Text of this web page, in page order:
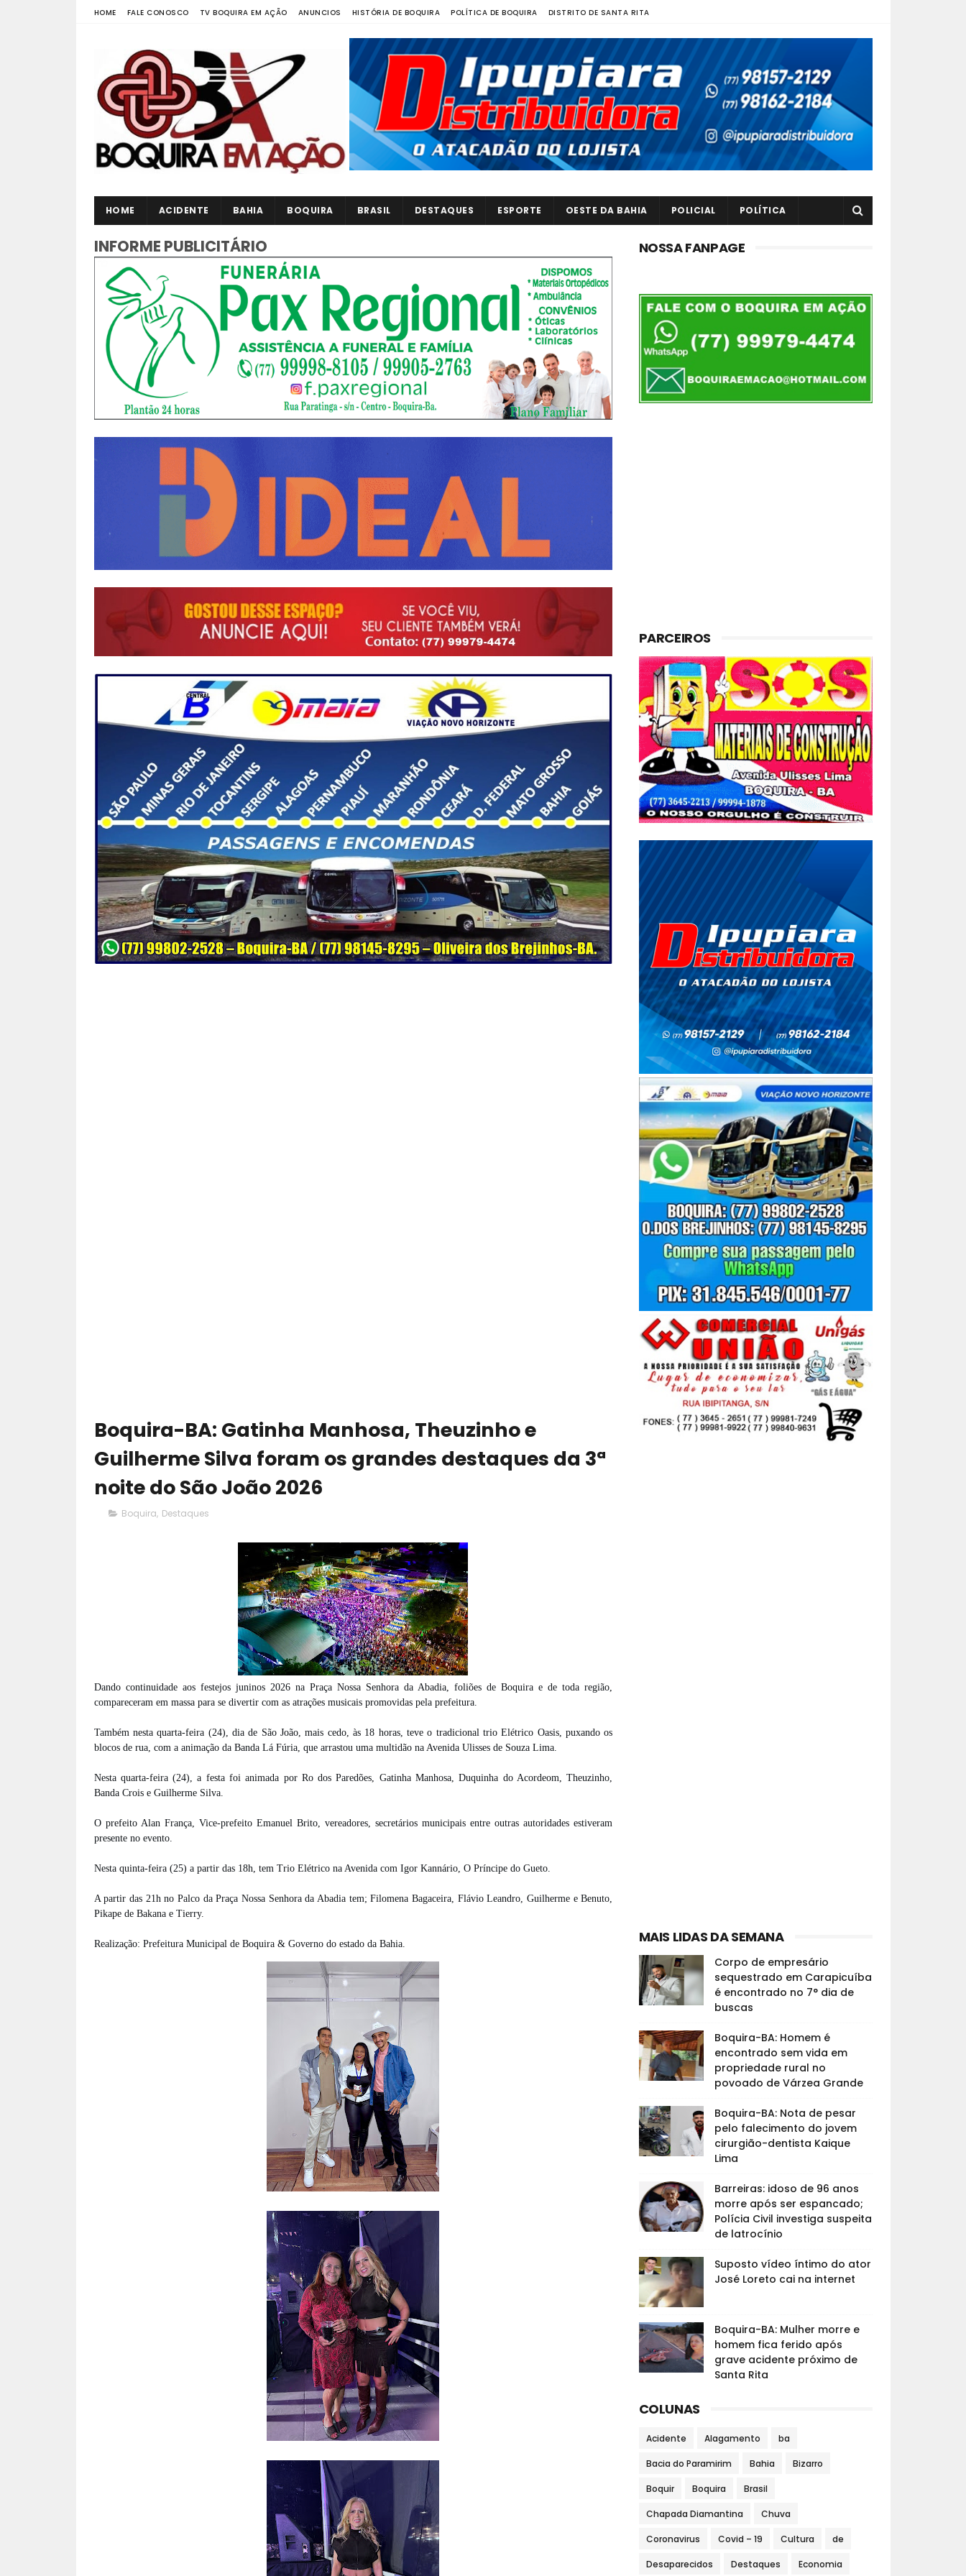
HOME FALE CONOSCO TV BOQUIRA EM AÇÃO ANUNCIOS HISTÓRIA DE BOQUIRA POLÍTICA DE BOQUIRA DISTRITO DE SANTA RITA
HOME ACIDENTE BAHIA BOQUIRA BRASIL DESTAQUES ESPORTE OESTE DA BAHIA POLICIAL POLÍTICA
INFORME PUBLICITÁRIO
Boquira-BA: Gatinha Manhosa, Theuzinho e
Guilherme Silva foram os grandes destaques da 3ª
noite do São João 2026
Boquira, Destaques
Dando continuidade aos festejos juninos 2026 na Praça Nossa Senhora da Abadia, foliões de Boquira e de toda região,
compareceram em massa para se divertir com as atrações musicais promovidas pela prefeitura.
Também nesta quarta-feira (24), dia de São João, mais cedo, às 18 horas, teve o tradicional trio Elétrico Oasis, puxando os
blocos de rua, com a animação da Banda Lá Fúria, que arrastou uma multidão na Avenida Ulisses de Souza Lima.
Nesta quarta-feira (24), a festa foi animada por Ro dos Paredões, Gatinha Manhosa, Duquinha do Acordeom, Theuzinho,
Banda Crois e Guilherme Silva.
O prefeito Alan França, Vice-prefeito Emanuel Brito, vereadores, secretários municipais entre outras autoridades estiveram
presente no evento.
Nesta quinta-feira (25) a partir das 18h, tem Trio Elétrico na Avenida com Igor Kannário, O Príncipe do Gueto.
A partir das 21h no Palco da Praça Nossa Senhora da Abadia tem; Filomena Bagaceira, Flávio Leandro, Guilherme e Benuto,
Pikape de Bakana e Tierry.
Realização: Prefeitura Municipal de Boquira & Governo do estado da Bahia.
NOSSA FANPAGE
PARCEIROS
MAIS LIDAS DA SEMANA
Corpo de empresário
sequestrado em Carapicuíba
é encontrado no 7° dia de
buscas
Boquira-BA: Homem é
encontrado sem vida em
propriedade rural no
povoado de Várzea Grande
Boquira-BA: Nota de pesar
pelo falecimento do jovem
cirurgião-dentista Kaique
Lima
Barreiras: idoso de 96 anos
morre após ser espancado;
Polícia Civil investiga suspeita
de latrocínio
Suposto vídeo íntimo do ator
José Loreto cai na internet
Boquira-BA: Mulher morre e
homem fica ferido após
grave acidente próximo de
Santa Rita
COLUNAS
Acidente Alagamento ba
Bacia do Paramirim Bahia Bizarro
Boquir Boquira Brasil
Chapada Diamantina Chuva
Coronavirus Covid – 19 Cultura de
Desaparecidos Destaques Economia